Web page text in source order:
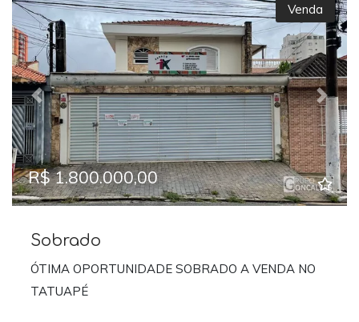
Previous Next
Venda
R$ 1.800.000,00
Sobrado
ÓTIMA OPORTUNIDADE SOBRADO A VENDA NO
TATUAPÉ